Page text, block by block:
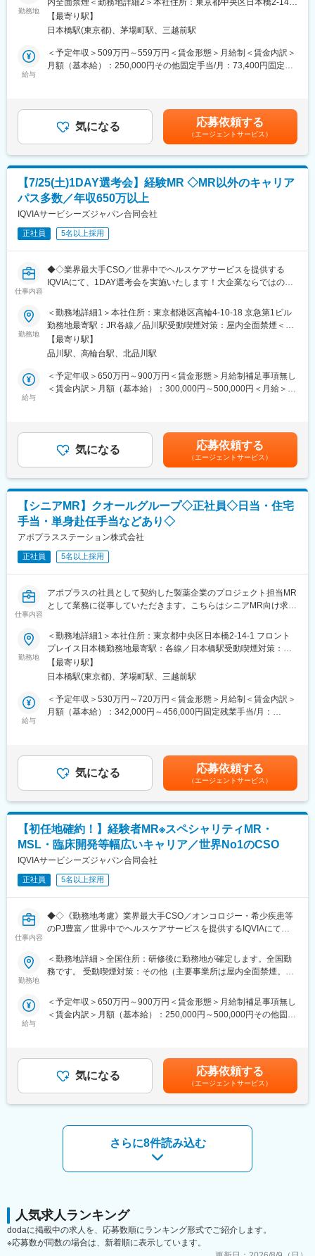
■研修について：
まずはご入社から2か月間のMR導入研修を受講しMR資格を取得
その後、取り扱いいただく製品研修・座学研修を経て配属開始と
なり、配属後もリモートで研修が受けられる独自のe-learningツー
■将来的なキャリア：
MR・機器営業として専門性を磨き、管理職を目指していただく方
も多くございますし、
社内公募制度も充実しておりますので、IQVIAが展開している他の
事業部への異動も可能です。
※病院の経営コンサル、医薬品メーカーのマーケティング支援、人
事担当者などの管理部門など
★本ポジションは、未経験から医療業界で活躍できます！
・医療を通じて社会に貢献したい
・仕事を通じて学びを深め自己の成長を実感したい
・専門職として知識、技能を身に付けたい
■職務内容：
MR（医薬情報担当者）として、ドクターや医薬品卸へ訪問、医薬
＜MRとは＞
医薬品販売に際し、医師への医薬品の効果、効能、副作用を情報
提供がミッションです。
医薬品は「どの成分に、どのような効果があって、誰に使うと良
いのか」などの情報が付加されて、初めて効果的に使うことがで
きます。医師への適切な医薬品情報の提供を通じて、患者さんの
治療、地域医療課題に貢献することができます。
■安心の研修体制：
・入社から3か月間：座学研修（導入教育）のみ
・導入教育終了後は、Web講義、e-Learning、集合研修を組み合
わせて行う、MR認定試験に100％を担保する対策講座がありま
す。
・現場配属後も月1回以上の面談を設けており、成果を出すための
★入社同期がいるため、一緒に頑張れる環境です！専門性の高い
営業職が目指せます。
・誰にとっても必要不可欠な医療業界は、景気の影響に左右され
にくく、安定した売上を誇っています。
・当社は、東証プライム上場以来、10期連続で増収中のクオール
グループに属しており、主力事業を担っています。
＜頑張りは適切に評価＞
成果に応じた評価制度が整っており、頑張り次第で大幅な年収UP
も目指せます。
■福利厚生（転勤を伴う場合）：
・住居契約初期経費：会社負担（上限設定あり）
・入居時の引越し費用：会社負担（会社指定業者）
変更の範囲：会社の定める業務
勤務地
内全面禁煙＜勤務地詳細2＞本社住所：東京都中央区日本橋2-14-1
フロントプレイス日本橋勤務地最寄駅：各線／日本橋駅受動喫煙
対策：敷地内喫煙可能場所あり変更の範囲：会社の定める事業所
【最寄り駅】
日本橋駅(東京都)、茅場町駅、三越前駅
給与
＜予定年収＞509万円～559万円＜賃金形態＞月給制＜賃金内訳＞
月額（基本給）：250,000円その他固定手当/月：73,400円固定残
どを考慮し、規定により決定します。※年収の他に別途日当（月額
3～4万円）・諸手当有昇給：年1回★頑張りに応じて年収UP★赴
任先の評価次第で大幅に年収をUPできます。（年2回業績給改
定）賃金はあくまでも目安の金額であり、選考を通じて上下する
可能性があります。月給(月額)は固定手当を含めた表記です。
気になる 応募依頼する
（エージェントサービス）
【7/25(土)1DAY選考会】経験MR ◇MR以外のキャリア
パス多数／年収650万以上
IQVIAサービシーズジャパン合同会社
正社員 5名以上採用
仕事内容
◆◇業界最大手CSO／世界中でヘルスケアサービスを提供する
IQVIAにて、1DAY選考会を実施いたします！大企業ならではの豊
＜募集概要＞
総合ヘルスケアカンパニーである同社にて、MR経験者を対象に
1DAY選考会を実施いたします！将来的にはMR経験者が活躍する
さまざまなキャリアパスのご用意がございます！ご興味をお持ち
の方は応募前にカジュアル面談等も可能でございますので、是非
お気軽にご応募くださいませ！
～の4枠にて実施
＼IQVIAでMRとして働く魅力／
（１）充実の待遇：同業他社の中でも平均給与の高さや非課税の
日当の支給の他、退職金や団体保険制度、単身赴任手当や月1回の
帰省交通費の支給など福利厚生が充実しており、長期就業される
社員が多いのも特徴です。
（２）豊富なキャリアップの機会があります： MRとして専門性
を磨き、管理職を目指していただく方も多くございますし、社内
公募制度も充実しておりますので、IQVIAが展開している他の事業
部への異動も可能です。
※病院の経営コンサル、医薬品メーカーのマーケティング支援、人
（３）手厚い研修体制でスキルアップができます：製品研修、ス
キル研修、学術研修と、国内最大手だからこそ仕事に必要な知識
やスキルをしっかりと身に付けられる研修制度があります。MRと
してのスキルのみならず、データ分析、マーケティングなど多角
整備しています。
【IQVIAサービシーズジャパンについて】
・世界100以上の国と地域／8万人の社員が、医薬品の臨床開発～
プロモーションに携わり、市場を流通するほぼすべての医薬品に
関与しています
・日本においても業界トップシェアを誇り、常時100以上のPJが
稼働しています
勤務地
＜勤務地詳細1＞本社住所：東京都港区高輪4-10-18 京急第1ビル
勤務地最寄駅：JR各線／品川駅受動喫煙対策：屋内全面禁煙＜勤
務地詳細2＞全国住所：全国 ※希望勤務地はアドバイザーにお伝
えください。 受動喫煙対策：屋内全面禁煙変更の範囲：会社の定
【最寄り駅】
品川駅、高輪台駅、北品川駅
給与
＜予定年収＞650万円～900万円＜賃金形態＞月給制補足事項無し
＜賃金内訳＞月額（基本給）：300,000円～500,000円＜月給＞
ジェクト稼働手当(35,000円)、外勤日当（1日1,500円／外勤3.5時
間以上）■変動賞与制（6月・12月・3月）※平均実績6ヶ月分■イン
センティブ：3月（対象者）賃金はあくまでも目安の金額であり、
選考を通じて上下する可能性があります。月給(月額)は固定手当を
含めた表記です。
気になる 応募依頼する
（エージェントサービス）
【シニアMR】クオールグループ◇正社員◇日当・住宅
手当・単身赴任手当などあり◇
アポプラスステーション株式会社
正社員 5名以上採用
仕事内容
アポプラスの社員として契約した製薬企業のプロジェクト担当MR
として業務に従事していただきます。こちらはシニアMR向け求人
当社は「ひとり一人の資質向上とありたい姿の実現を」という方
針を掲げ、育成プログラムの充実やMRのフォロー体制に力を入れ
ています。
■営業スタイル：担当エリアの医療機関（開業医、病院）を訪問し
て、医師、薬剤師に課題解決するための医薬品情報を提供、副作
用情報を収集を行っていただきます。
※1プロジェクトを約2年程度担当します。
※プロジェクトマネージャー、スーパーバイザー(SV)より、日々の
活動についてフォローを受けられる環境です。全国にSVを配置
■当社の魅力：
(1)充実した教育体制：
APS COLLEGE（社内研修制度）：配属先で携わっている領域以
外に、自身が目標に向けた計画を立て研修を受講できます。まず
慢性疾患など幅広い知識を身に着けていただき、基盤が整った後
専門領域プログラムにチャレンジできます。本プログラムでは集
合研修（症例検討など）のほか、学会聴講、専門医とのロープレ
試験など、個人の自己学習だけでは身に着けることが難しい深い
知見を身に着けることが可能です。また、取得した知識が発揮で
きるプロジェクトに配属できるよう、全社でバックアップしてい
(2)トップクラスの契約メーカー数：同業他社と比較しても、多く
のプロジェクト数があり、様々なご経験を活かしていただくこと
ています。内資・外資の新薬メーカー、ジェネリックメーカーな
どプロジェクトは多岐に渡りますので、今までの経験を活かせる
を用いてMRを支えるSV職へのキャリアチェンジや、キャリアビ
ジョンアンケート制度を用いて人事・リクルートスタッフ・研修
スタッフへの挑戦もできる環境が整っています。実際にこちらの
変更の範囲：会社の定める業務
勤務地
＜勤務地詳細1＞本社住所：東京都中央区日本橋2-14-1 フロント
プレイス日本橋勤務地最寄駅：各線／日本橋駅受動喫煙対策：敷
地内喫煙可能場所あり＜勤務地詳細2＞全国エリア住所：全国エリ
ア 受動喫煙対策：屋内全面禁煙変更の範囲：会社の定める事業所
【最寄り駅】
日本橋駅(東京都)、茅場町駅、三越前駅
給与
＜予定年収＞530万円～720万円＜賃金形態＞月給制＜賃金内訳＞
月額（基本給）：342,000円～456,000円固定残業手当/月：
上記は日当、社宅制度（会社負担額24万）、単身赴任手当、入社
一時金（初年度のみ）込みの金額を記載しています。※能力・前給
などを考慮し、規定により決定します。昇給：年1回賃金はあくま
でも目安の金額であり、選考を通じて上下する可能性がありま
す。月給(月額)は固定手当を含めた表記です。
気になる 応募依頼する
（エージェントサービス）
【初任地確約！】経験者MR※スペシャリティMR・
MSL・臨床開発等幅広いキャリア／世界No1のCSO
IQVIAサービシーズジャパン合同会社
正社員 5名以上採用
仕事内容
◆◇《勤務地考慮》業界最大手CSO／オンコロジー・希少疾患等
のPJ豊富／世界中でヘルスケアサービスを提供するIQVIAにて、
ございます◆◇
て、MR活動に従事していただきます。
・担当エリアの訪問医療施設のターゲティング、担当医療施設へ
・医療従事者向けの説明会の企画・実施、医師同士のコミュニケ
ーション推進のための研究会・勉強会の立ち上げ、講演会の企
画・運営 等
（１）豊富なプロジェクトをご用意：当社では、オンコロジーや
希少疾患等、スペシャリティ領域を含めて様々なプロジェクトが
ございます。1stプロジェクトからご自身のご経験やご希望を考慮
を整えておりますが、直近3年間で待機者はゼロとなっていますの
でご安心ください。
メーカー出身の方も多数ご活躍されており、IQVIAならではの様々
勤務地
＜勤務地詳細＞全国住所：研修後に勤務地が確定します。全国勤
務です。 受動喫煙対策：その他（主要事業所は屋内全面禁煙。配
給与
＜予定年収＞650万円～900万円＜賃金形態＞月給制補足事項無し
＜賃金内訳＞月額（基本給）：250,000円～500,000円その他固定
手当支給する。【補足】プロジェクト稼働手当(35,000円)、外勤
日当（1日1,500円／外勤3.5時間以上）■変動賞与制（6月・12
月・3月）※平均実績6ヶ月分■インセンティブ：3月（対象者）賃
金はあくまでも目安の金額であり、選考を通じて上下する可能性
気になる 応募依頼する
（エージェントサービス）
さらに8件読み込む
人気求人ランキング
dodaに掲載中の求人を、応募数順にランキング形式でご紹介します。
※応募数が同数の場合は、新着順に表示しています。